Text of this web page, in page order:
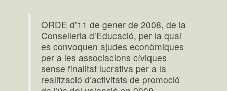
ORDE d’11 de gener de 2008, de la
Conselleria d’Educació, per la qual
es convoquen ajudes econòmiques
per a les associacions cíviques
sense finalitat lucrativa per a la
realització d’activitats de promoció